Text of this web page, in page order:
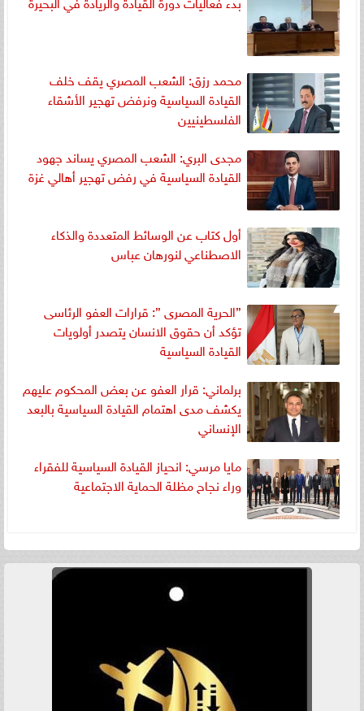
محمد رزق: الشعب المصري يقف خلف
القيادة السياسية ونرفض تهجير الأشقاء
الفلسطينيين
مجدى البري: الشعب المصري يساند جهود
القيادة السياسية في رفض تهجير أهالي غزة
أول كتاب عن الوسائط المتعددة والذكاء
الاصطناعي لنورهان عباس
”الحرية المصرى ”: قرارات العفو الرئاسى
تؤكد أن حقوق الانسان يتصدر أولويات
القيادة السياسية
برلماني: قرار العفو عن بعض المحكوم عليهم
يكشف مدى اهتمام القيادة السياسية بالبعد
الإنساني
مايا مرسي: انحياز القيادة السياسية للفقراء
وراء نجاح مظلة الحماية الاجتماعية